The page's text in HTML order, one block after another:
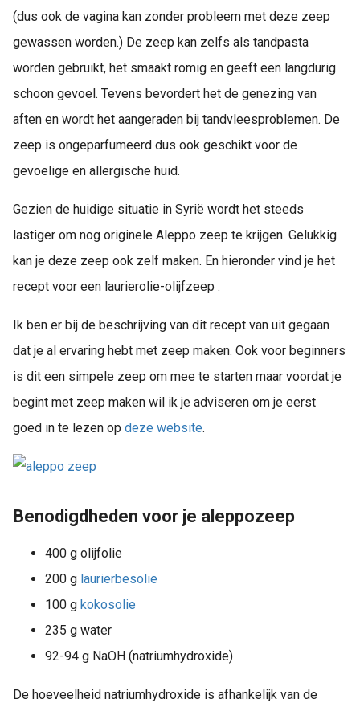
(dus ook de vagina kan zonder probleem met deze zeep
gewassen worden.) De zeep kan zelfs als tandpasta
worden gebruikt, het smaakt romig en geeft een langdurig
schoon gevoel. Tevens bevordert het de genezing van
aften en wordt het aangeraden bij tandvleesproblemen. De
zeep is ongeparfumeerd dus ook geschikt voor de
gevoelige en allergische huid.
Gezien de huidige situatie in Syrië wordt het steeds
lastiger om nog originele Aleppo zeep te krijgen. Gelukkig
kan je deze zeep ook zelf maken. En hieronder vind je het
recept voor een laurierolie-olijfzeep .
Ik ben er bij de beschrijving van dit recept van uit gegaan
dat je al ervaring hebt met zeep maken. Ook voor beginners
is dit een simpele zeep om mee te starten maar voordat je
begint met zeep maken wil ik je adviseren om je eerst
goed in te lezen op deze website.
Benodigdheden voor je aleppozeep
400 g olijfolie
200 g laurierbesolie
100 g kokosolie
235 g water
92-94 g NaOH (natriumhydroxide)
De hoeveelheid natriumhydroxide is afhankelijk van de